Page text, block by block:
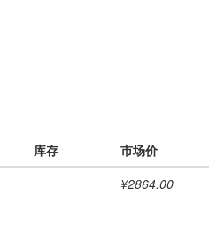
库存 市场价
¥2864.00